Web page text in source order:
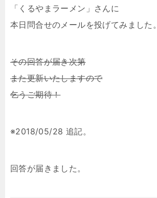
「くるやまラーメン」さんに
本日問合せのメールを投げてみました。
その回答が届き次第
また更新いたしますので
乞うご期待！
※2018/05/28 追記。
回答が届きました。